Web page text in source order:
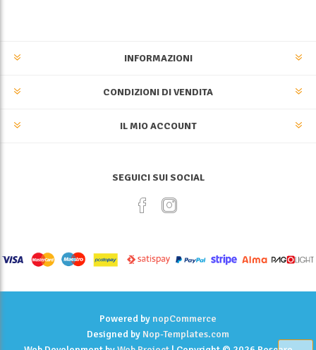
INFORMAZIONI
CONDIZIONI DI VENDITA
IL MIO ACCOUNT
SEGUICI SUI SOCIAL
Powered by nopCommerce
Designed by Nop-Templates.com